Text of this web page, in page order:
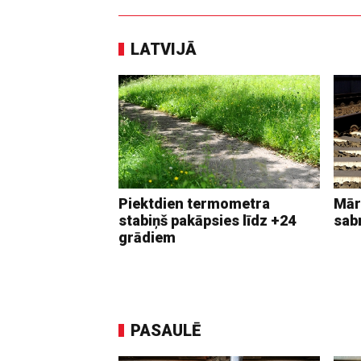
LATVIJĀ
Piektdien termometra
stabiņš pakāpsies līdz +24
grādiem
PASAULĒ